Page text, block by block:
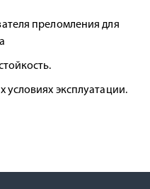
преломления для
условиях эксплуатации.